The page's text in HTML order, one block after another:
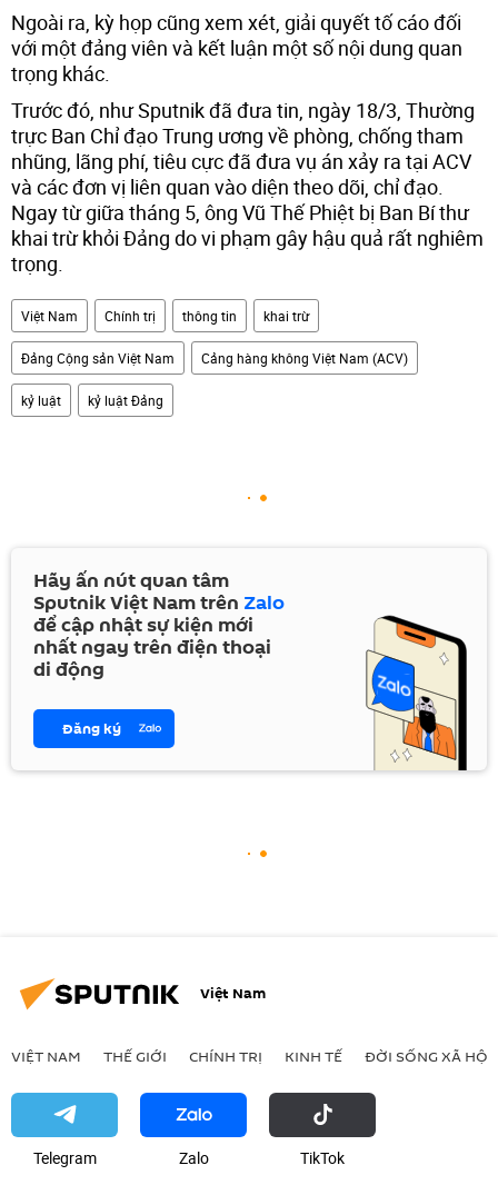
Ngoài ra, kỳ họp cũng xem xét, giải quyết tố cáo đối
với một đảng viên và kết luận một số nội dung quan
trọng khác.
Trước đó, như Sputnik đã đưa tin, ngày 18/3, Thường
trực Ban Chỉ đạo Trung ương về phòng, chống tham
nhũng, lãng phí, tiêu cực đã đưa vụ án xảy ra tại ACV
và các đơn vị liên quan vào diện theo dõi, chỉ đạo.
Ngay từ giữa tháng 5, ông Vũ Thế Phiệt bị Ban Bí thư
khai trừ khỏi Đảng do vi phạm gây hậu quả rất nghiêm
trọng.
Việt Nam Chính trị thông tin khai trừ
Đảng Cộng sản Việt Nam Cảng hàng không Việt Nam (ACV)
kỷ luật kỷ luật Đảng
Hãy ấn nút quan tâm
Sputnik Việt Nam trên Zalo
để cập nhật sự kiện mới
nhất ngay trên điện thoại
di động
Đăng ký
Việt Nam
VIỆT NAM THẾ GIỚI CHÍNH TRỊ KINH TẾ ĐỜI SỐNG XÃ HỘI
Telegram Zalo ТikТоk